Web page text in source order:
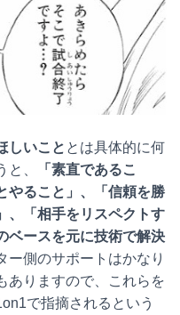
しいこと とは具体的に何
、
「素直であるこ
やること」、「信頼を勝
、「相手をリスペクトす
ベースを元に技術で解決
ー側のサポートはかなり
ありますので、これらを
で指摘されるという